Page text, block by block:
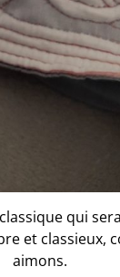
qui
et classieux,
aimons.